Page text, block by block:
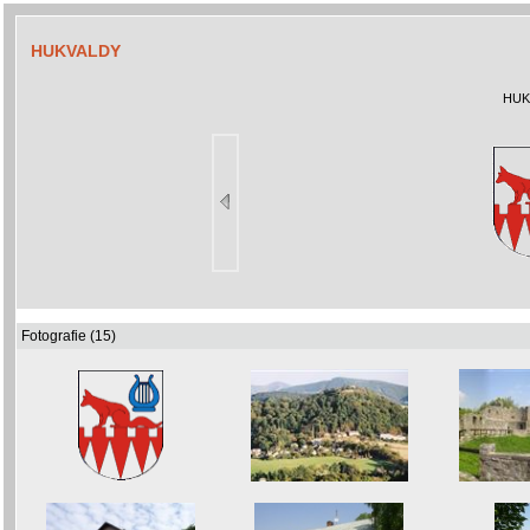
HUKVALDY
Fotografie (15)